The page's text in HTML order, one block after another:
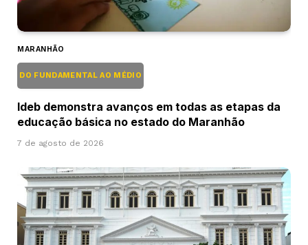
MARANHÃO
DO FUNDAMENTAL AO MÉDIO
Ideb demonstra avanços em todas as etapas da
educação básica no estado do Maranhão
7 de agosto de 2026